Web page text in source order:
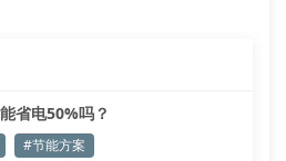
省电50%吗？
#节能方案